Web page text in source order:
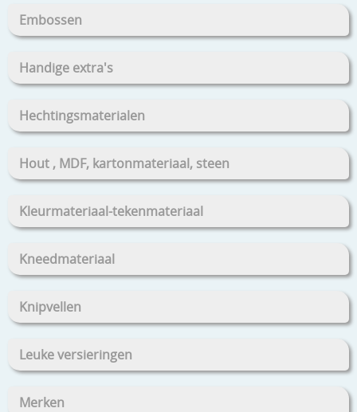
Embossen
Handige extra's
Hechtingsmaterialen
Hout , MDF, kartonmateriaal, steen
Kleurmateriaal-tekenmateriaal
Kneedmateriaal
Knipvellen
Leuke versieringen
Merken